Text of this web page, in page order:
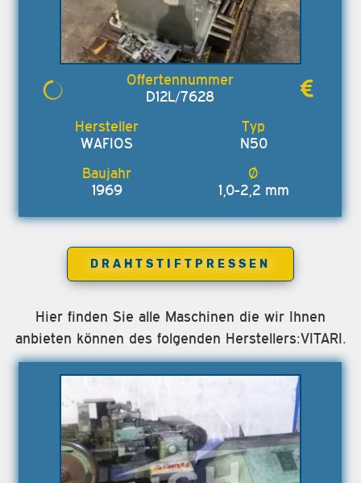
D12L/7628
WAFIOS N50
1969 1,0-2,2 mm
DRAHTSTIFTPRESSEN
Hier finden Sie alle Maschinen die wir Ihnen
anbieten können des folgenden Herstellers:VITARI.